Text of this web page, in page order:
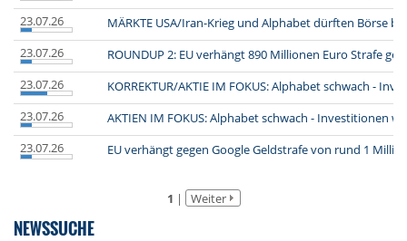
23.07.26
MÄRKTE USA/Iran-Krieg und Alphabet dürften Börse
23.07.26
ROUNDUP 2: EU verhängt 890 Millionen Euro Strafe
23.07.26
KORREKTUR/AKTIE IM FOKUS: Alphabet schwach -
23.07.26
AKTIEN IM FOKUS: Alphabet schwach - Investitionen
23.07.26
EU verhängt gegen Google Geldstrafe von rund 1
1 | Weiter
NEWSSUCHE